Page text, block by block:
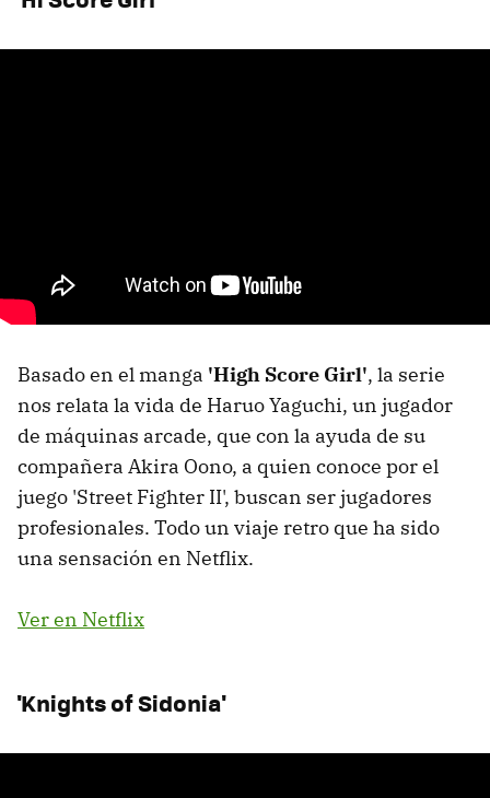
Basado en el manga 'High Score Girl', la serie
nos relata la vida de Haruo Yaguchi, un jugador
de máquinas arcade, que con la ayuda de su
compañera Akira Oono, a quien conoce por el
juego 'Street Fighter II', buscan ser jugadores
profesionales. Todo un viaje retro que ha sido
una sensación en Netflix.
Ver en Netflix
'Knights of Sidonia'